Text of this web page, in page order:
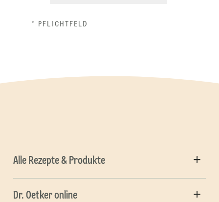
* PFLICHTFELD
Alle Rezepte & Produkte
Dr. Oetker online